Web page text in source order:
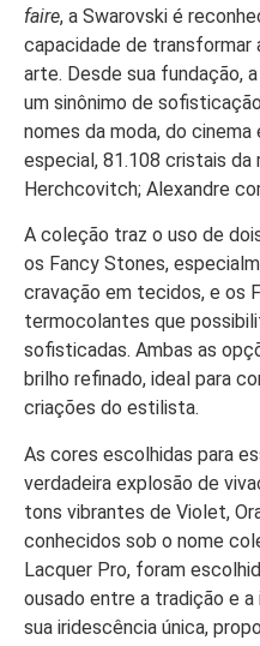
faire, a Swarovski é
capacidade de transformar
arte. Desde sua fundação,
um sinônimo de
nomes da moda, do
especial, 81.108 cristais da
Herchcovitch; Alexandre
A coleção traz o uso de
os Fancy Stones,
cravação em tecidos, e os
termocolantes que
sofisticadas. Ambas as
brilho refinado, ideal para
criações do estilista.
As cores escolhidas para
verdadeira explosão de
tons vibrantes de Violet,
conhecidos sob o nome
Lacquer Pro, foram
ousado entre a tradição e
sua iridescência única,